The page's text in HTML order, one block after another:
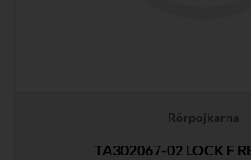
Rörpojkarna
TA302067-02 LOCK F